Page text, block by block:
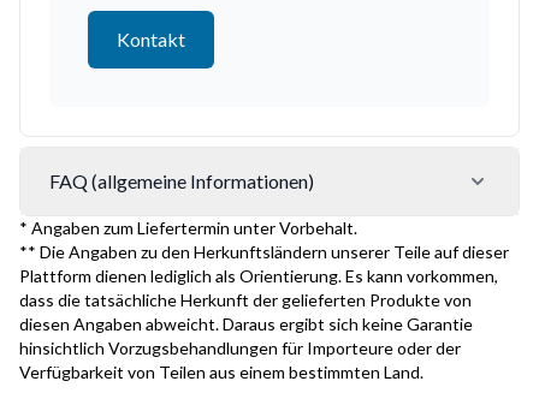
Kontakt
FAQ (allgemeine Informationen)
* Angaben zum Liefertermin unter Vorbehalt.
** Die Angaben zu den Herkunftsländern unserer Teile auf dieser
Plattform dienen lediglich als Orientierung. Es kann vorkommen,
dass die tatsächliche Herkunft der gelieferten Produkte von
diesen Angaben abweicht. Daraus ergibt sich keine Garantie
hinsichtlich Vorzugsbehandlungen für Importeure oder der
Verfügbarkeit von Teilen aus einem bestimmten Land.